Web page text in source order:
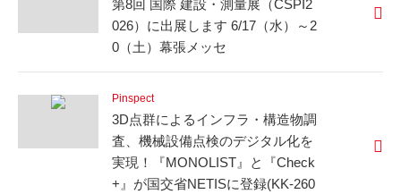
第8回 国際 建設・測量展（CSPI2
026）に出展します 6/17（水）～2
0（土）幕張メッセ
Pinspect
3D点群によるインフラ・構造物調
査、機械設備点検のデジタル化を
実現！『MONOLIST』と『Check
+』が国交省NETISに登録(KK-260